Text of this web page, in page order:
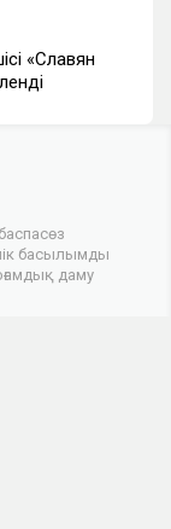
«Славян
басылымды
даму